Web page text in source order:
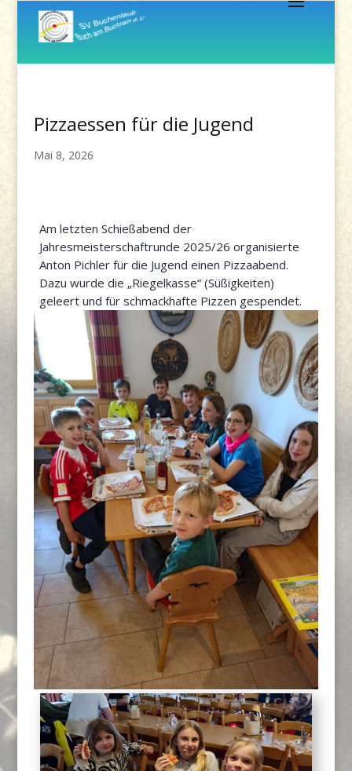
Pizzaessen für die Jugend
Mai 8, 2026
Am letzten Schießabend der
Jahresmeisterschaftrunde 2025/26 organisierte
Anton Pichler für die Jugend einen Pizzaabend.
Dazu wurde die „Riegelkasse“ (Süßigkeiten)
geleert und für schmackhafte Pizzen gespendet.